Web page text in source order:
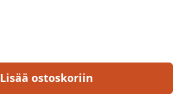
Lisää ostoskoriin